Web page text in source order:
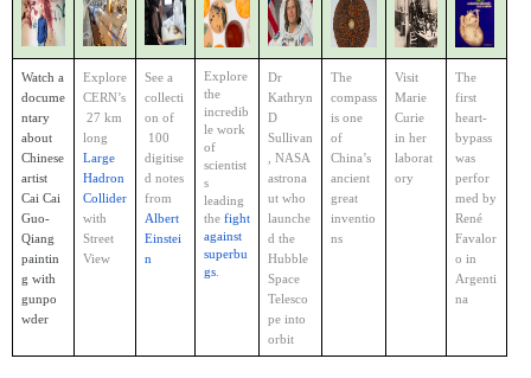
Watch a
docume
ntary
about
Chinese
artist
Cai Cai
Guo-
Qiang
paintin
g with
gunpo
wder
Explore
CERN’s
27 km
long
Large
Hadron
Collider
with
Street
View
See a
collecti
on of
100
digitise
d notes
Albert
Einstei
n
Explore
the
incredib
le work
of
scientist
s
leading
the fight
against
superbu
gs.
Dr
Kathryn
D
Sullivan
, NASA
astrona
ut who
launche
d the
Hubble
Space
Telesco
pe into
orbit
The
compass
is one
of
China’s
ancient
great
inventio
ns
Visit
Marie
Curie
in her
laborat
ory
The
first
heart-
bypass
was
perfor
René
Favalor
Argenti
na